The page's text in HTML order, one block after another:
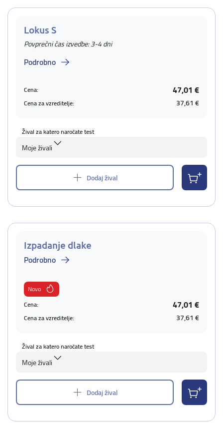
Lokus S
Povprečni čas izvedbe: 3-4 dni
Podrobno
Cena: 47,01 €
Cena za vzreditelje: 37,61 €
Žival za katero naročate test
Moje živali
Dodaj žival
Izpadanje dlake
Podrobno
Novo
Cena:
47,01 €
Cena za vzreditelje: 37,61 €
Žival za katero naročate test
Moje živali
Dodaj žival